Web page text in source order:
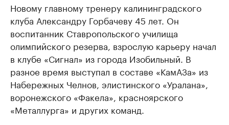
Новому главному тренеру калининградского
клуба Александру Горбачеву 45 лет. Он
воспитанник Ставропольского училища
олимпийского резерва, взрослую карьеру начал
в клубе «Сигнал» из города Изобильный. В
разное время выступал в составе «КамАЗа» из
Набережных Челнов, элистинского «Уралана»,
воронежского «Факела», красноярского
«Металлурга» и других команд.